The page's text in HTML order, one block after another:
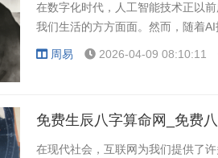
在数字化时代，人工智能技术正以
我们生活的方方面面。然而，随着
周易 2026-04-09 08:10:11
免费生辰八字算命网_免费
在现代社会，互联网为我们提供了